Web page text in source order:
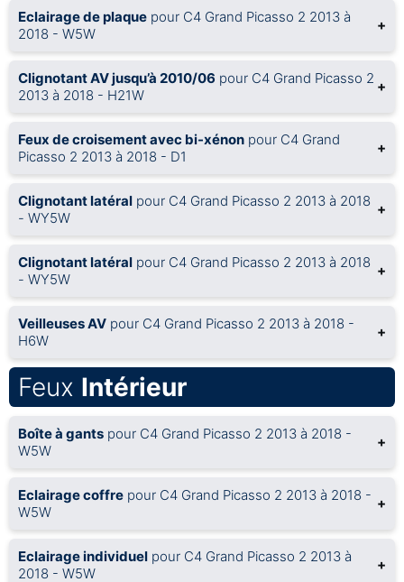
Eclairage de plaque pour C4 Grand Picasso 2 2013 à
2018 - W5W
+
Clignotant AV jusqu’à 2010/06 pour C4 Grand Picasso 2
2013 à 2018 - H21W
+
Feux de croisement avec bi-xénon pour C4 Grand
Picasso 2 2013 à 2018 - D1
+
Clignotant latéral pour C4 Grand Picasso 2 2013 à 2018
- WY5W
+
Clignotant latéral pour C4 Grand Picasso 2 2013 à 2018
- WY5W
+
Veilleuses AV pour C4 Grand Picasso 2 2013 à 2018 -
H6W
+
Feux Intérieur
Boîte à gants pour C4 Grand Picasso 2 2013 à 2018 -
W5W
+
Eclairage coffre pour C4 Grand Picasso 2 2013 à 2018 -
W5W
+
Eclairage individuel pour C4 Grand Picasso 2 2013 à
2018 - W5W
+